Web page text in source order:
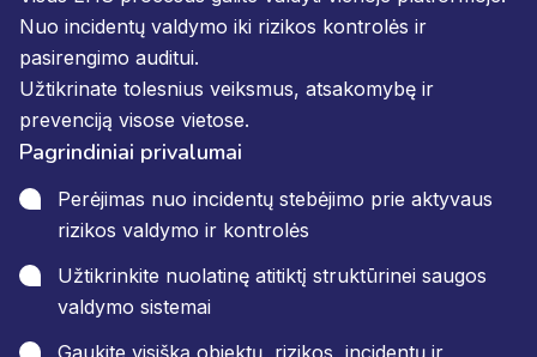
Nuo incidentų valdymo iki rizikos kontrolės ir
pasirengimo auditui.
Užtikrinate tolesnius veiksmus, atsakomybę ir
prevenciją visose vietose.
Pagrindiniai privalumai
Perėjimas nuo incidentų stebėjimo prie aktyvaus
rizikos valdymo ir kontrolės
Užtikrinkite nuolatinę atitiktį struktūrinei saugos
valdymo sistemai
Gaukite visišką objektų, rizikos, incidentų ir